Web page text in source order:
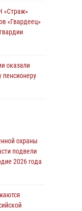
«Страж»
«Гвардеец»
оказали
1
охраны
подвели
2026 года